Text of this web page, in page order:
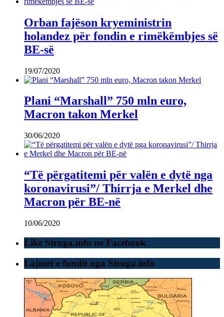
Orban fajëson kryeministrin
holandez për fondin e rimëkëmbjes së
BE-së
19/07/2020
Plani “Marshall” 750 mln euro,
Macron takon Merkel
30/06/2020
“Të përgatitemi për valën e dytë nga
koronavirusi”/ Thirrja e Merkel dhe
Macron për BE-në
10/06/2020
Like Struga.info ne Facebook
Lajmet e fundit nga Struga.info